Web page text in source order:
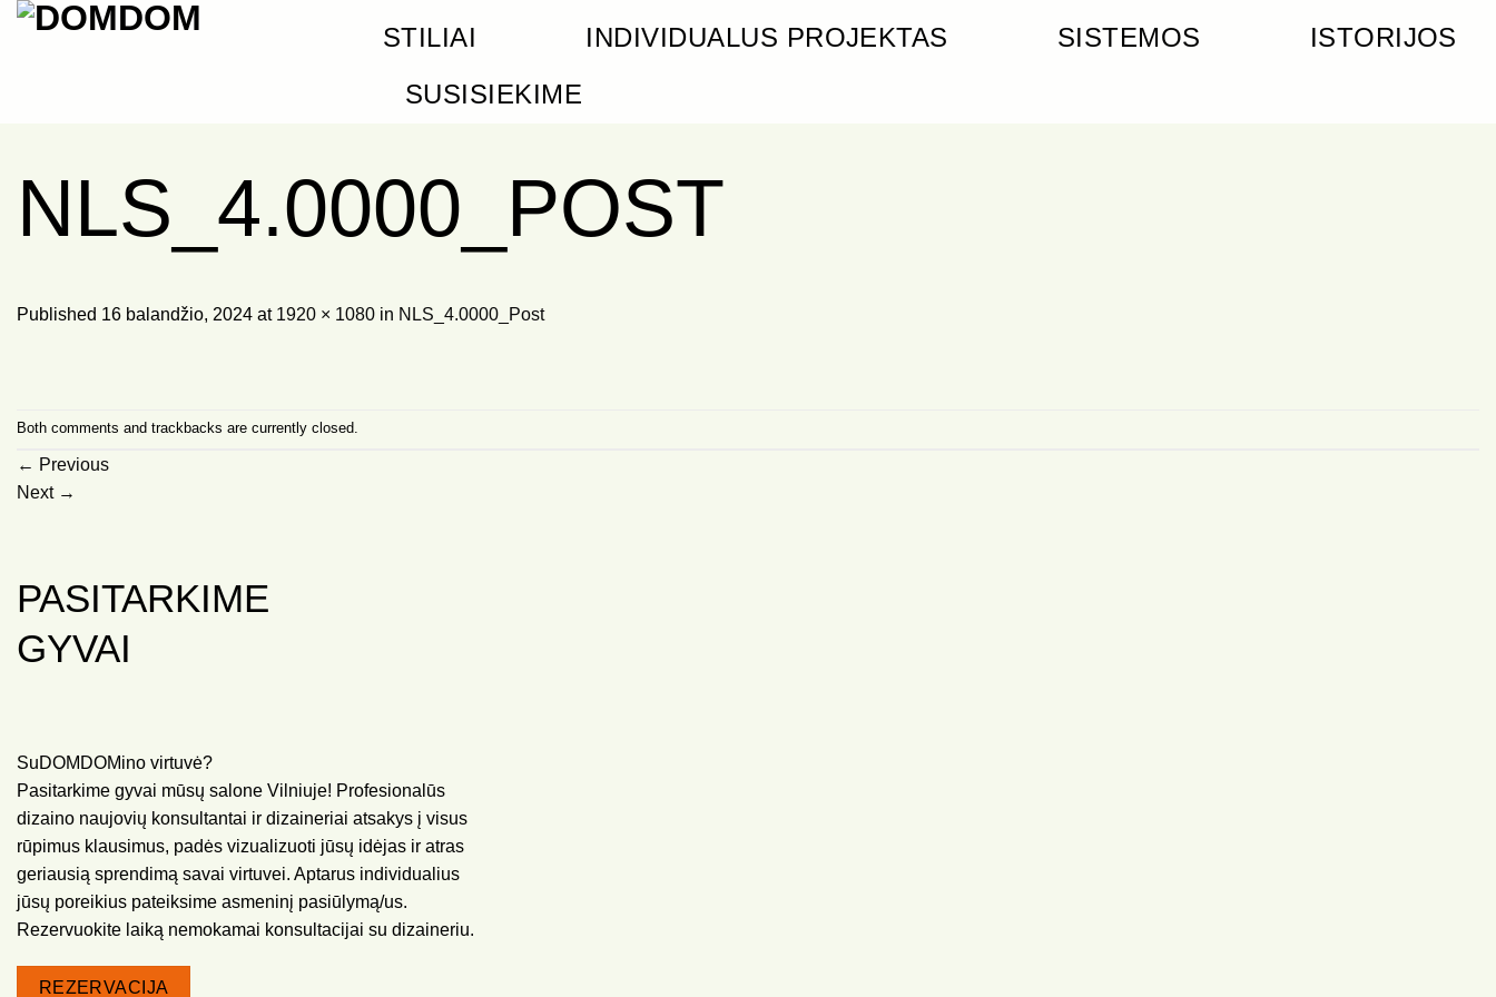
Skip
STILIAI INDIVIDUALUS PROJEKTAS SISTEMOS
ISTORIJOS
SUSISIEKIME
NLS_4.0000_POST
Published 16 balandžio, 2024 at 1920 × 1080 in NLS_4.0000_Post
Both comments and trackbacks are currently closed.
← Previous
Next →
PASITARKIME
GYVAI
SuDOMDOMino virtuvė?
Pasitarkime gyvai mūsų salone Vilniuje! Profesionalūs
dizaino naujovių konsultantai ir dizaineriai atsakys į visus
rūpimus klausimus, padės vizualizuoti jūsų idėjas ir atras
geriausią sprendimą savai virtuvei. Aptarus individualius
jūsų poreikius pateiksime asmeninį pasiūlymą/us.
Rezervuokite laiką nemokamai konsultacijai su dizaineriu.
REZERVACIJA